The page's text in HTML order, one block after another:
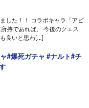
した！！ コラボキャラ「アビ
持であれば、 今後のクエス
良いと思わ[…]
#爆死ガチャ #ナルト#チ